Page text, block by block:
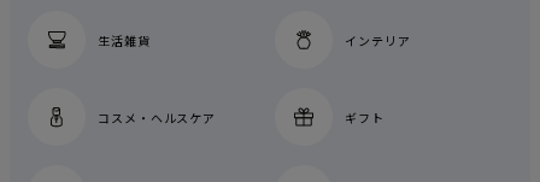
生活雑貨 インテリア
コスメ・ヘルスケア ギフト